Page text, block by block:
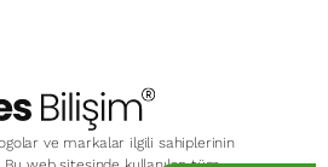
ve markalar ilgili sahiplerinin